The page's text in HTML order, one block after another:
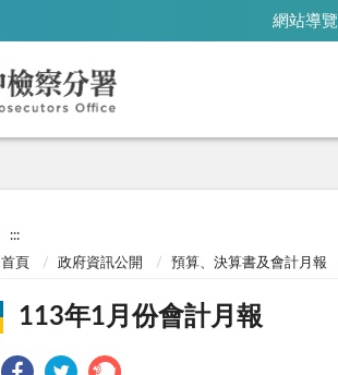
網站導覽
:::
首頁 政府資訊公開 預算、決算書及會計月報
113年1月份會計月報